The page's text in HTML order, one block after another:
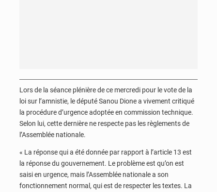
Lors de la séance plénière de ce mercredi pour le vote de la
loi sur l’amnistie, le député Sanou Dione a vivement critiqué
la procédure d’urgence adoptée en commission technique.
Selon lui, cette dernière ne respecte pas les règlements de
l’Assemblée nationale.
« La réponse qui a été donnée par rapport à l’article 13 est
la réponse du gouvernement. Le problème est qu’on est
saisi en urgence, mais l’Assemblée nationale a son
fonctionnement normal, qui est de respecter les textes. La